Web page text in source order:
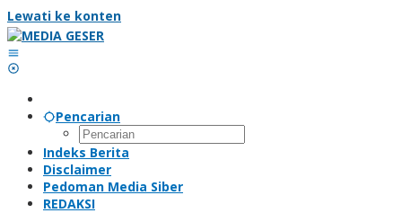
Lewati ke konten
Pencarian
Indeks Berita
Disclaimer
Pedoman Media Siber
REDAKSI